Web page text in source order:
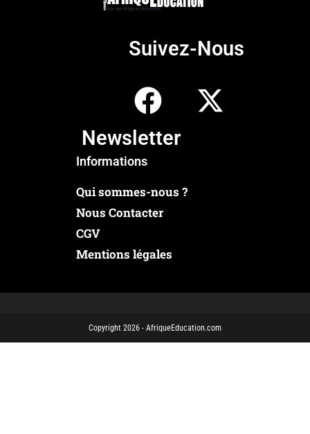
Suivez-Nous
Newsletter
Informations
Qui sommes-nous ?
Nous Contacter
CGV
Mentions légales
Copyright 2026 - AfriqueEducation.com